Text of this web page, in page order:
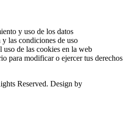
y uso de los datos
y las condiciones de uso
uso de las cookies en la web
para modificar o ejercer tus derechos
Reserved. Design by